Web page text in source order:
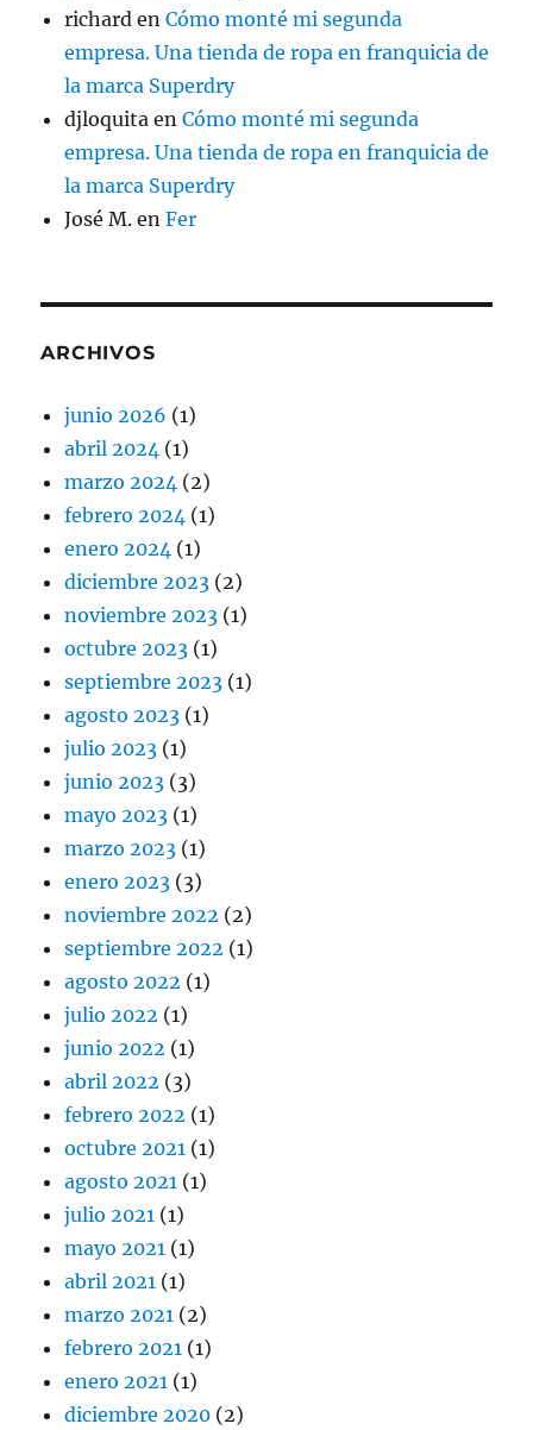
richard enCómo monté mi segunda
empresa. Una tienda de ropa en franquicia de
la marca Superdry
djloquita enCómo monté mi segunda
empresa. Una tienda de ropa en franquicia de
la marca Superdry
José M. enFer
ARCHIVOS
junio 2026 (1)
abril 2024 (1)
marzo 2024 (2)
febrero 2024 (1)
enero 2024 (1)
diciembre 2023 (2)
noviembre 2023 (1)
octubre 2023 (1)
septiembre 2023 (1)
agosto 2023 (1)
julio 2023 (1)
junio 2023 (3)
mayo 2023 (1)
marzo 2023 (1)
enero 2023 (3)
noviembre 2022 (2)
septiembre 2022 (1)
agosto 2022 (1)
julio 2022 (1)
junio 2022 (1)
abril 2022 (3)
febrero 2022 (1)
octubre 2021 (1)
agosto 2021 (1)
julio 2021 (1)
mayo 2021 (1)
abril 2021 (1)
marzo 2021 (2)
febrero 2021 (1)
enero 2021 (1)
diciembre 2020 (2)